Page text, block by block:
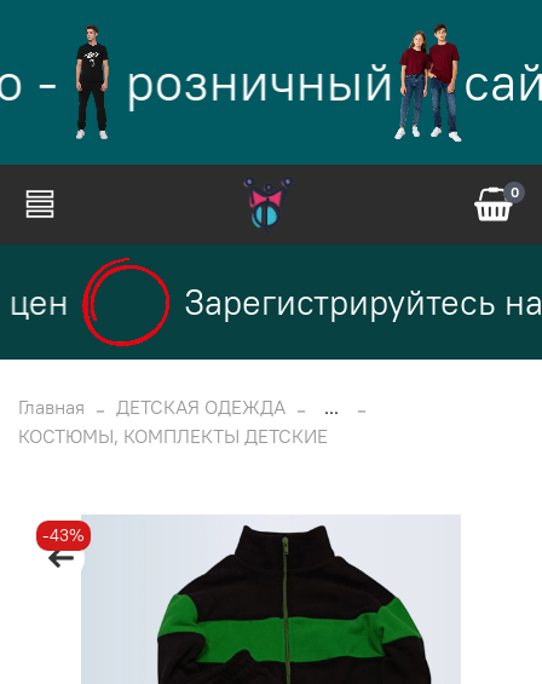
- розничный
0
Зарегистрируйтесь на
Главная ДЕТСКАЯ ОДЕЖДА
...
КОСТЮМЫ, КОМПЛЕКТЫ ДЕТСКИЕ
-43%